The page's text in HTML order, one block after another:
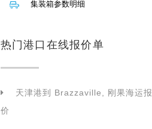
集装箱参数明细
热门港口在线报价单
天津港到 Brazzaville, 刚果海运报
价